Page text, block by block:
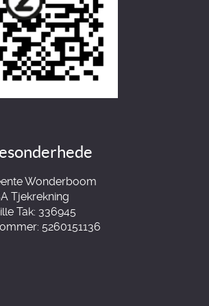
Wonderboom
Tjekrekning
Tak: 336945
5260151136